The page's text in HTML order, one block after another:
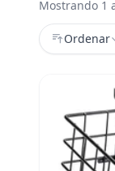
Mostrando 1
Ordenar